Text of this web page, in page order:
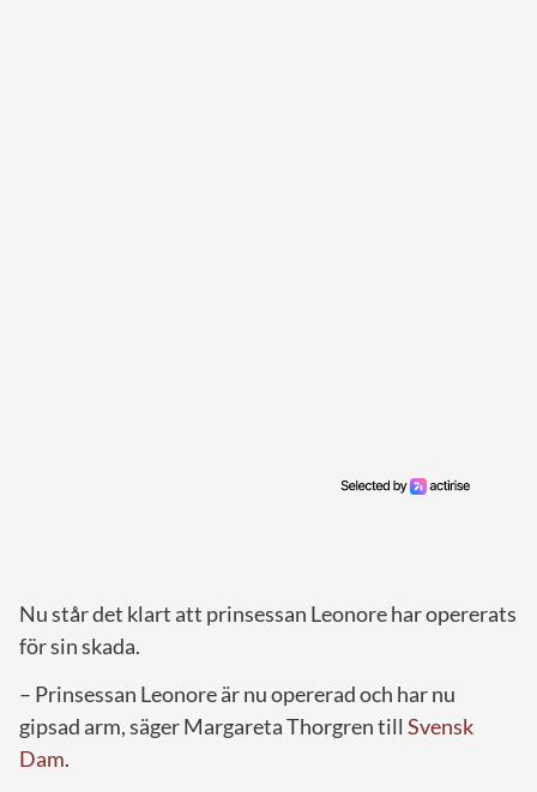
Nu står det klart att prinsessan Leonore har opererats
för sin skada.
– Prinsessan Leonore är nu opererad och har nu
gipsad arm, säger Margareta Thorgren till Svensk
Dam.